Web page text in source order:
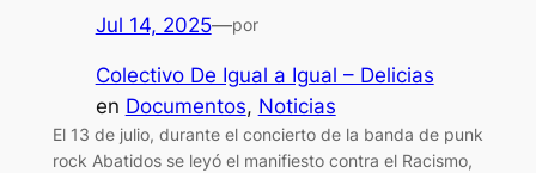
Jul 14, 2025—por
Colectivo De Igual a Igual – Delicias
en Documentos, Noticias
El 13 de julio, durante el concierto de la banda de punk
rock Abatidos se leyó el manifiesto contra el Racismo,